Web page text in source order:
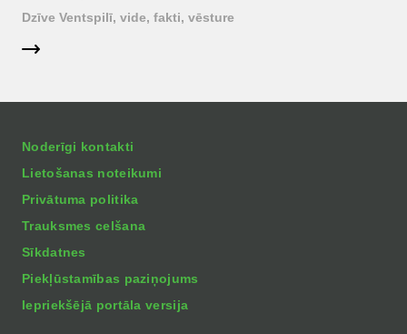
Dzīve Ventspilī, vide, fakti, vēsture
Noderīgi kontakti
Lietošanas noteikumi
Privātuma politika
Trauksmes celšana
Sīkdatnes
Piekļūstamības paziņojums
Iepriekšējā portāla versija